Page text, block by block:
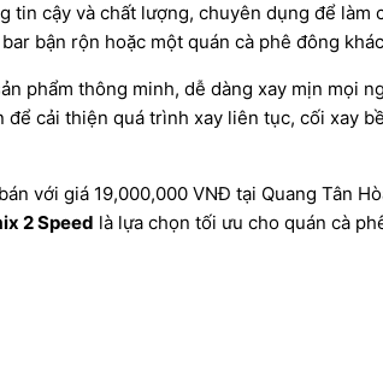
cậy và chất lượng, chuyên dụng để làm
bận rộn hoặc một quán cà phê đông
phẩm thông minh, dễ dàng xay mịn mọi
cải thiện quá trình xay liên tục, cối xay
với giá 19,000,000 VNĐ tại Quang Tân
2 Speed là lựa chọn tối ưu cho quán cà